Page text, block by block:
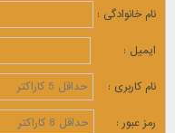
نام خانوادگی :
ایمیل :
نام کاربری :
رمز عبور :